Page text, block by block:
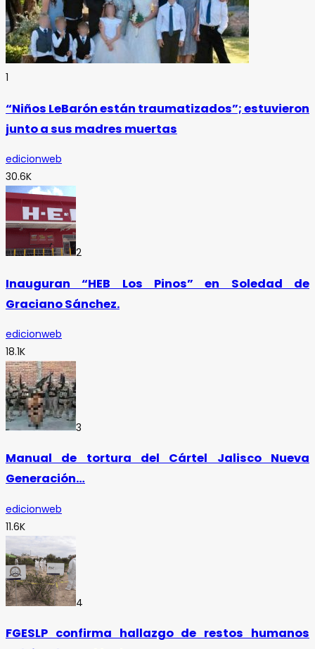
1
“Niños LeBarón están traumatizados”; estuvieron
junto a sus madres muertas
edicionweb
30.6K
2
Inauguran “HEB Los Pinos” en Soledad de
Graciano Sánchez.
edicionweb
18.1K
3
Manual de tortura del Cártel Jalisco Nueva
Generación…
edicionweb
11.6K
4
FGESLP confirma hallazgo de restos humanos